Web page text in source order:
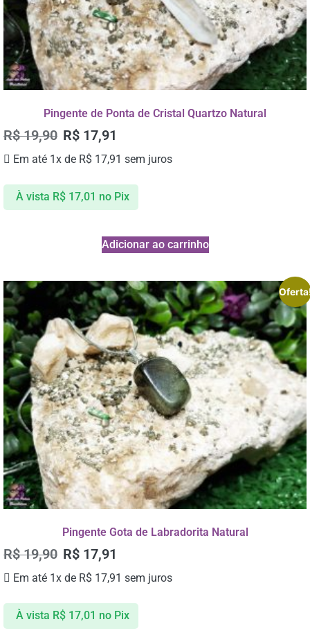
Pingente de Ponta de Cristal Quartzo Natural
R$19,90 R$ 17,91
Em até 1x de R$ 17,91 sem juros
À vista R$17,01 no Pix
Adicionar ao carrinho
Pingente Gota de Labradorita Natural
R$19,90 R$ 17,91
Em até 1x de R$ 17,91 sem juros
À vista R$17,01 no Pix